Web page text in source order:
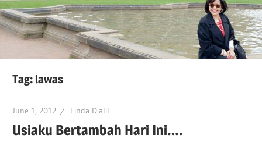
Tag: lawas
June 1, 2012 Linda Djalil
Usiaku Bertambah Hari Ini….